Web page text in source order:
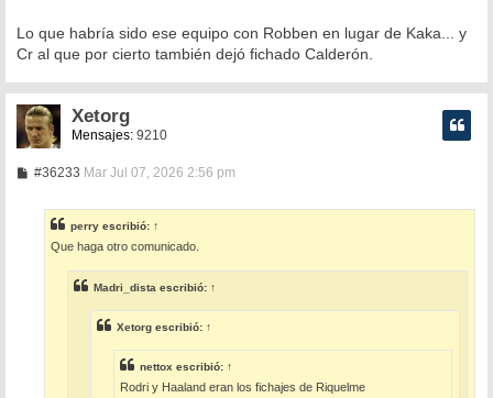
Lo que habría sido ese equipo con Robben en lugar de Kaka... y
Cr al que por cierto también dejó fichado Calderón.
Xetorg
Mensajes: 9210
#36233M
a
j
Mar Jul 07, 2026 2:56 pm
perry escribió: ↑
Que haga otro comunicado.
Madri_dista escribió: ↑
Xetorg escribió: ↑
nettox escribió: ↑
Rodri y Haaland eran los fichajes de Riquelme